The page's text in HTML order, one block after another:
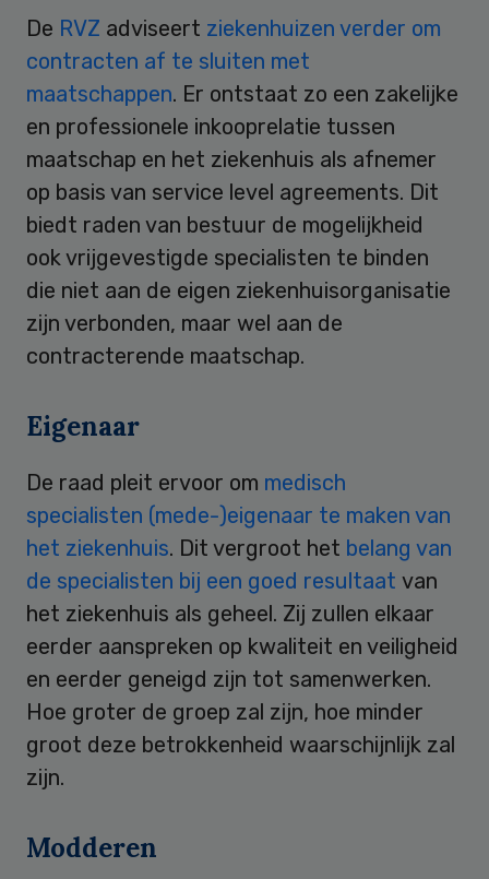
De RVZ adviseert ziekenhuizen verder om
contracten af te sluiten met
maatschappen. Er ontstaat zo een zakelijke
en professionele inkooprelatie tussen
maatschap en het ziekenhuis als afnemer
op basis van service level agreements. Dit
biedt raden van bestuur de mogelijkheid
ook vrijgevestigde specialisten te binden
die niet aan de eigen ziekenhuisorganisatie
zijn verbonden, maar wel aan de
contracterende maatschap.
Eigenaar
De raad pleit ervoor om medisch
specialisten (mede-)eigenaar te maken van
het ziekenhuis. Dit vergroot het belang van
de specialisten bij een goed resultaat van
het ziekenhuis als geheel. Zij zullen elkaar
eerder aanspreken op kwaliteit en veiligheid
en eerder geneigd zijn tot samenwerken.
Hoe groter de groep zal zijn, hoe minder
groot deze betrokkenheid waarschijnlijk zal
zijn.
Modderen